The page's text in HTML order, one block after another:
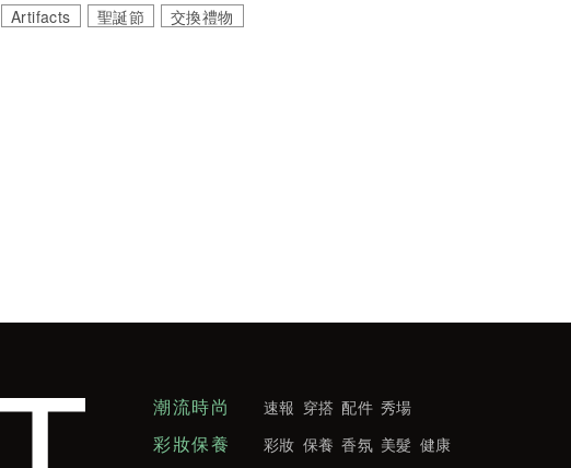
Artifacts 聖誕節 交換禮物
潮流時尚 速報 穿搭 配件 秀場
彩妝保養 彩妝 保養 香氛 美髮 健康